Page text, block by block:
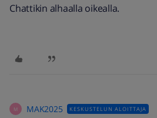
Chattikin alhaalla oikealla.
M MAK2025 KESKUSTELUN ALOITTAJA